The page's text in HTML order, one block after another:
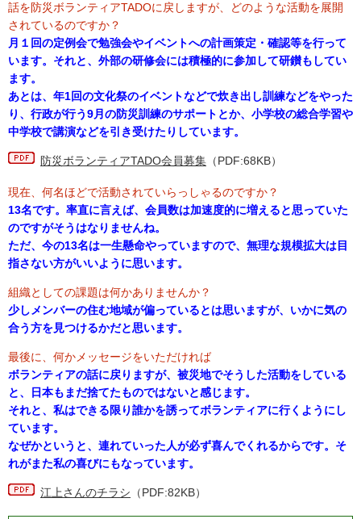
話を防災ボランティアTADOに戻しますが、どのような活動を展開
されているのですか？
月１回の定例会で勉強会やイベントへの計画策定・確認等を行って
います。それと、外部の研修会には積極的に参加して研鑚もしてい
ます。
あとは、年1回の文化祭のイベントなどで炊き出し訓練などをやった
り、行政が行う9月の防災訓練のサポートとか、小学校の総合学習や
中学校で講演などを引き受けたりしています。
防災ボランティアTADO会員募集 （PDF:68KB）
現在、何名ほどで活動されていらっしゃるのですか？
13名です。率直に言えば、会員数は加速度的に増えると思っていた
のですがそうはなりませんね。
ただ、今の13名は一生懸命やっていますので、無理な規模拡大は目
指さない方がいいように思います。
組織としての課題は何かありませんか？
少しメンバーの住む地域が偏っているとは思いますが、いかに気の
合う方を見つけるかだと思います。
最後に、何かメッセージをいただければ
ボランティアの話に戻りますが、被災地でそうした活動をしている
と、日本もまだ捨てたものではないと感じます。
それと、私はできる限り誰かを誘ってボランティアに行くようにし
ています。
なぜかというと、連れていった人が必ず喜んでくれるからです。そ
れがまた私の喜びにもなっています。
江上さんのチラシ （PDF:82KB）